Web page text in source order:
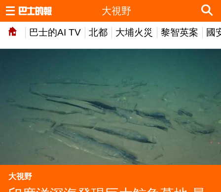
巴士的AI TV 北都 大埔火災 黎智英案 國
大視野
大視野